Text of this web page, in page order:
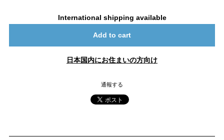
International shipping available
Add to cart
日本国内にお住まいの方向け
通報する